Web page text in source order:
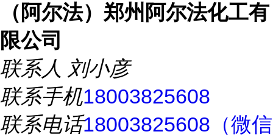
（阿尔法）郑州阿尔法化工有
限公司
联系人 刘小彦
联系手机18003825608
联系电话18003825608（微信